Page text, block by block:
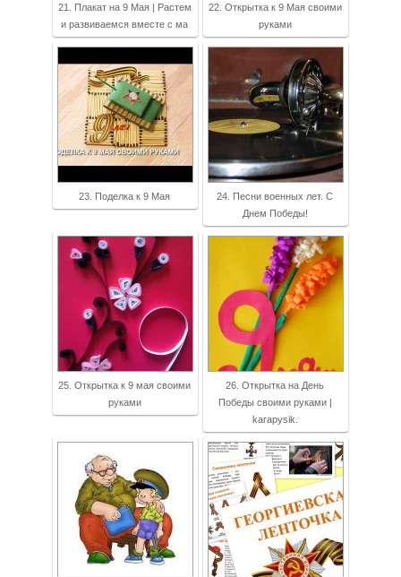
21. Плакат на 9 Мая | Растем
и развиваемся вместе с ма
22. Открытка к 9 Мая своими
руками
23. Поделка к 9 Мая
24. Песни военных лет. С
Днем Победы!
25. Открытка к 9 мая своими
руками
26. Открытка на День
Победы своими руками |
karapysik.